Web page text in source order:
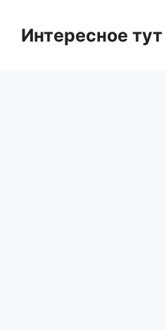
contentИнтересное тут